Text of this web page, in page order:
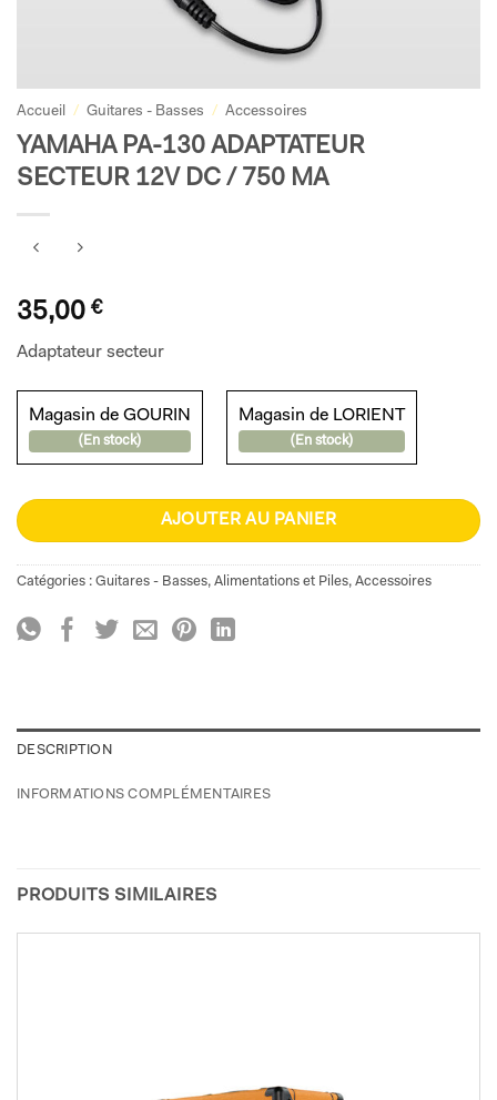
Accueil / Guitares - Basses / Accessoires
YAMAHA PA-130 ADAPTATEUR
SECTEUR 12V DC / 750 MA
35,00 €
Adaptateur secteur
Magasin de GOURIN
(En stock)
Magasin de LORIENT
(En stock)
AJOUTER AU PANIER
Catégories : Guitares - Basses, Alimentations et Piles, Accessoires
DESCRIPTION
INFORMATIONS COMPLÉMENTAIRES
PRODUITS SIMILAIRES